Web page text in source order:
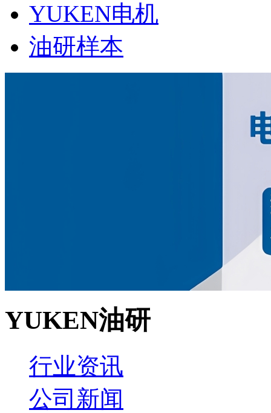
YUKEN电机
油研样本
YUKEN油研
行业资讯
公司新闻